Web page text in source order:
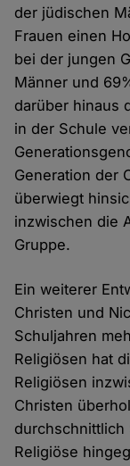
der jüdischen
Frauen einen
bei der jungen
Männer und
darüber hinaus
in der Schule
Generation der
überwiegt
inzwischen die
Gruppe.
Ein weiterer
Christen und
Schuljahren
Religiösen hat
Religiösen
Christen
Religiöse